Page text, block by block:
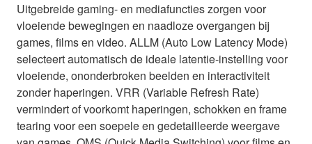
Uitgebreide gaming- en mediafuncties zorgen voor
vloeiende bewegingen en naadloze overgangen bij
games, films en video. ALLM (Auto Low Latency Mode)
selecteert automatisch de ideale latentie-instelling voor
vloeiende, ononderbroken beelden en interactiviteit
zonder haperingen. VRR (Variable Refresh Rate)
vermindert of voorkomt haperingen, schokken en frame
tearing voor een soepele en gedetailleerde weergave